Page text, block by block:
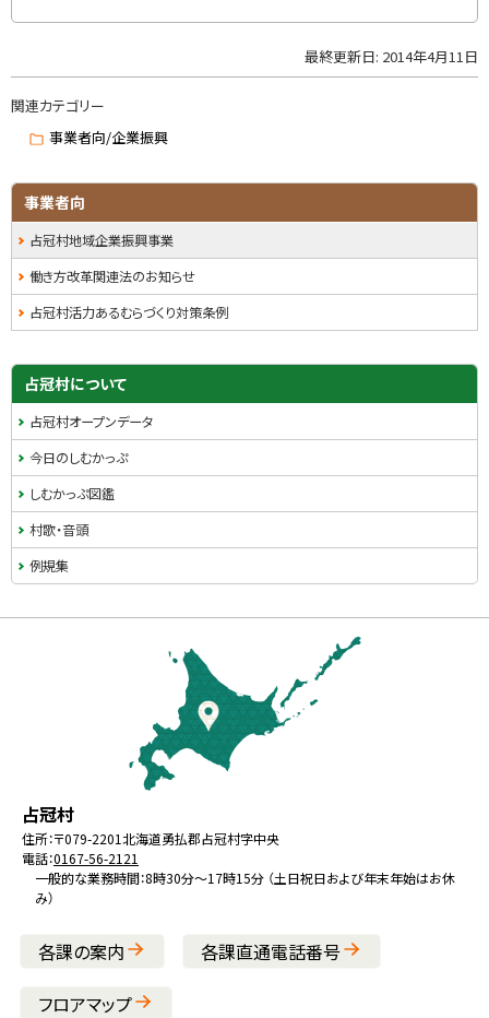
ッ
プ
る
最終更新日: 2014年4月11日
関連カテゴリー
事業者向/企業振興
サ
イ
ド
・
ニ
ュ
ー
事業者向
占冠村地域企業振興事業
働き方改革関連法のお知らせ
占冠村活力あるむらづくり対策条例
占冠村について
占冠村オープンデータ
今日のしむかっぷ
しむかっぷ図鑑
村歌・音頭
例規集
北
海
道
占冠村役
場
住所：〒079-2201北海道勇払郡占冠村字中央
電話：0167-56-2121
一般的な業務時間：8時30分～17時15分 （土日祝日および年末年始はお休
み）
各課の案内 各課直通電話番号
フロアマップ